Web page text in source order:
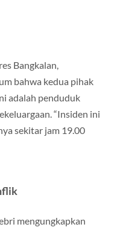
Bangkalan,
bahwa kedua pihak
adalah penduduk
“Insiden ini
sekitar jam 19.00
mengungkapkan